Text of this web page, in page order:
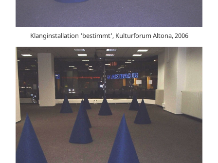
Klanginstallation 'bestimmt', Kulturforum Altona, 2006